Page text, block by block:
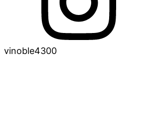
vinoble4300